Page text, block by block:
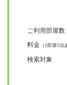
ご利用部屋数
料金 （1部屋1泊
検索対象